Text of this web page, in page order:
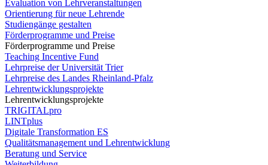
Evaluation von Lehrveranstaltungen
Orientierung für neue Lehrende
Studiengänge gestalten
Förderprogramme und Preise
Förderprogramme und Preise
Teaching Incentive Fund
Lehrpreise der Universität Trier
Lehrpreise des Landes Rheinland-Pfalz
Lehrentwicklungsprojekte
Lehrentwicklungsprojekte
TRIGITALpro
LINTplus
Digitale Transformation ES
Qualitätsmanagement und Lehrentwicklung
Beratung und Service